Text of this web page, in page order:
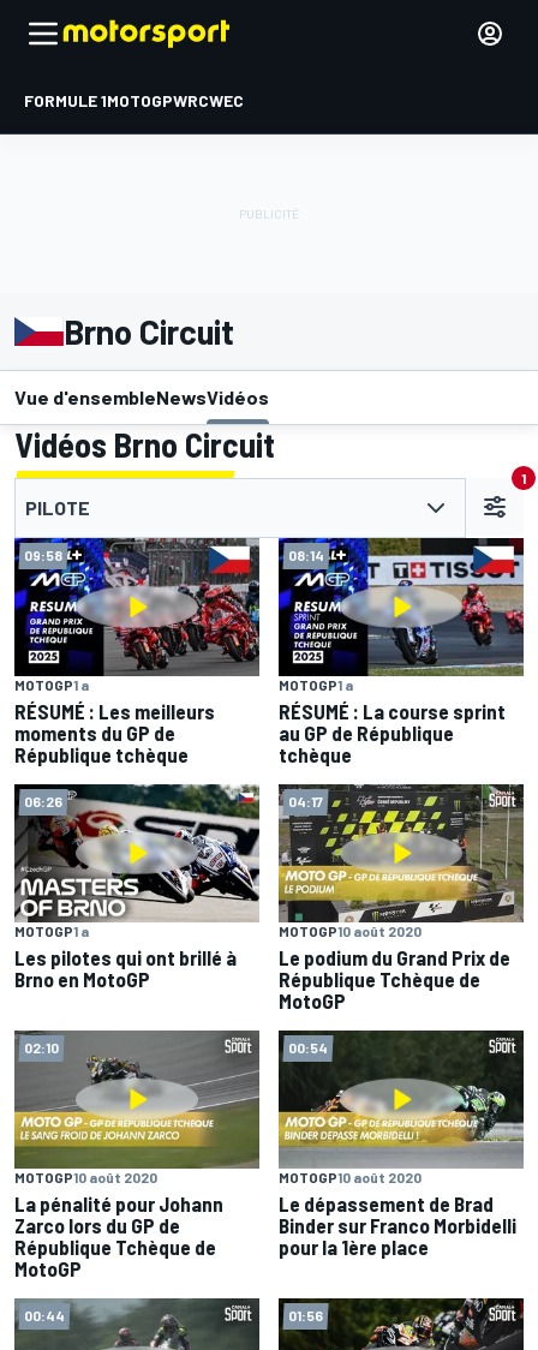
FORMULE 1MOTOGPWRCWEC
Brno Circuit
Vue d'ensembleNewsVidéos
Vidéos Brno Circuit
PILOTE
1
09:58
MOTOGP1 a
RÉSUMÉ : Les meilleurs
moments du GP de
République tchèque
08:14
MOTOGP1 a
RÉSUMÉ : La course sprint
au GP de République
tchèque
06:26
MOTOGP1 a
Les pilotes qui ont brillé à
Brno en MotoGP
04:17
MOTOGP10 août 2020
Le podium du Grand Prix de
République Tchèque de
MotoGP
02:10
MOTOGP10 août 2020
La pénalité pour Johann
Zarco lors du GP de
République Tchèque de
MotoGP
00:54
MOTOGP10 août 2020
Le dépassement de Brad
Binder sur Franco Morbidelli
pour la 1ère place
00:44 01:56